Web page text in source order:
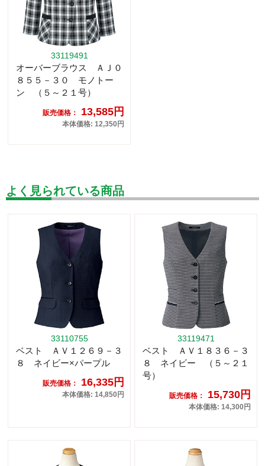
33119491
オーバーブラウス ＡＪ０
８５５－３０ モノトー
ン （５～２１号）
販売価格： 13,585円
本体価格: 12,350円
よく見られている商品
33110755
ベスト ＡＶ１２６９－３
８ ネイビー×パープル
販売価格： 16,335円
本体価格: 14,850円
33119471
ベスト ＡＶ１８３６－３
８ ネイビー （５～２１
号）
販売価格： 15,730円
本体価格: 14,300円